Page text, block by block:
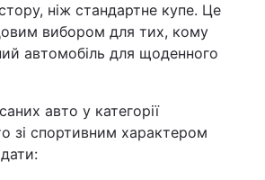
ніж стандартне купе. Це
вибором для тих, кому
автомобіль для щоденного
авто у категорії
зі спортивним характером